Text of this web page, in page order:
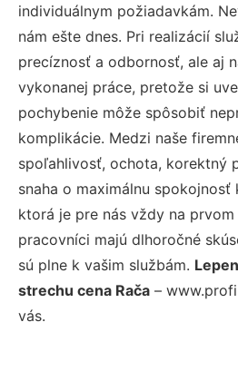
individuálnym požiadavkám.
nám ešte dnes. Pri realizácií
precíznosť a odbornosť, ale aj
vykonanej práce, pretože si
pochybenie môže spôsobiť
komplikácie. Medzi naše
spoľahlivosť, ochota, korektný
snaha o maximálnu spokojnosť
ktorá je pre nás vždy na prvom
pracovníci majú dlhoročné
sú plne k vašim službám.
strechu cena Rača –
vás.